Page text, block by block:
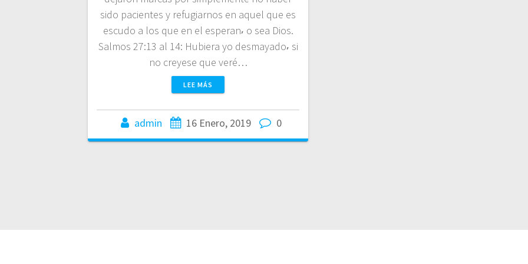
sido pacientes y refugiarnos en aquel que es
escudo a los que en el esperan⸴ o sea Dios.
Salmos 27:13 al 14: Hubiera yo desmayado⸴ si
no creyese que veré…
LEE MÁS
admin 16 Enero, 2019 0